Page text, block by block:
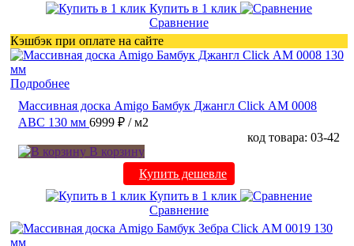
Купить в 1 клик
Сравнение
Кэшбэк при оплате на сайте
Подробнее
Массивная доска Amigo Бамбук Джангл Click АМ 0008
ABC 130 мм 6999 ₽ / м2
код товара: 03-42
В корзину
Купить дешевле
Купить в 1 клик
Сравнение